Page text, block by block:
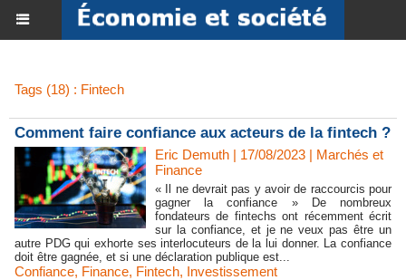
Tags (18) : Fintech
Comment faire confiance aux acteurs de la fintech ?
Eric Demuth | 17/08/2023 | Marchés et
Finance
« Il ne devrait pas y avoir de raccourcis pour
gagner la confiance » De nombreux
fondateurs de fintechs ont récemment écrit
sur la confiance, et je ne veux pas être un
autre PDG qui exhorte ses interlocuteurs de la lui donner. La confiance
doit être gagnée, et si une déclaration publique est...
Confiance, Finance, Fintech, Investissement